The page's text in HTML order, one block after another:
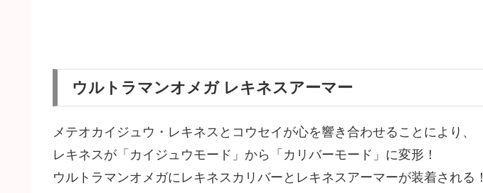
ウルトラマンオメガ レキネスアーマー
メテオカイジュウ・レキネスとコウセイが心を響き合わせることにより、
レキネスが「カイジュウモード」から「カリバーモード」に変形！
ウルトラマンオメガにレキネスカリバーとレキネスアーマーが装着される！